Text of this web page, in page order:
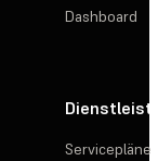
Dashboard
Servicepläne